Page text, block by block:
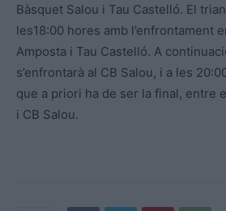
Bàsquet Salou i Tau Castelló. El
les18:00 hores amb l’enfrontament
Amposta i Tau Castelló. A
s’enfrontarà al CB Salou, i a les
que a priori ha de ser la final, entre
i CB Salou.